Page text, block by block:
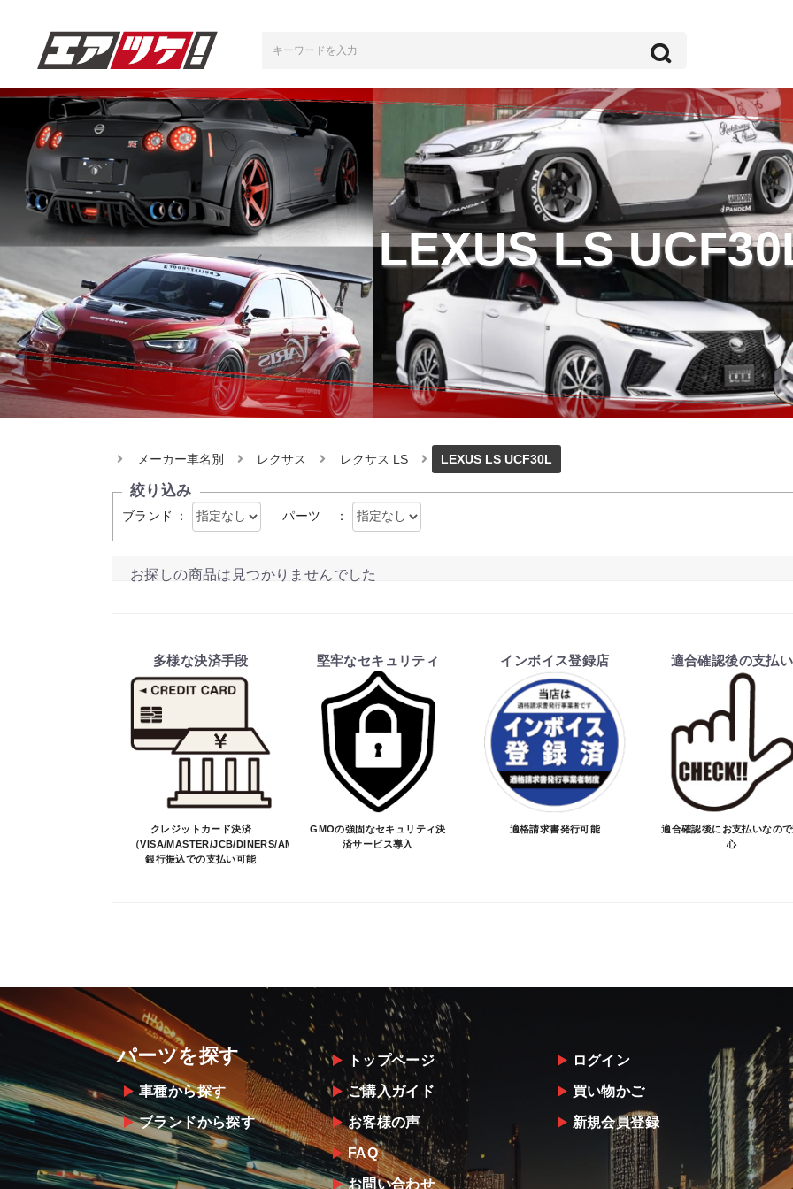
LEXUS LS
メーカー車名別 レクサス レクサス LS LEXUS LS UCF30L
絞り込み
ブランド ： パーツ ：
お探しの商品は見つかりませんでした
多様な決済手段
クレジットカード決済
（VISA/MASTER/JCB/DINERS/AMEX）、
銀行振込での支払い可能
堅牢なセキュリティ
GMOの強固なセキュリティ決
済サービス導入
インボイス登録店
適格請求書発行可能
適合確認後の支払い
適合確認後にお支払いなの
心
パーツを探す
車種から探す
ブランドから探す
トップページ
ご購入ガイド
お客様の声
FAQ
お問い合わせ
ログイン
買い物かご
新規会員登録